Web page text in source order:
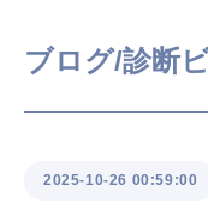
ブログ/診断
2025-10-26 00:59:00